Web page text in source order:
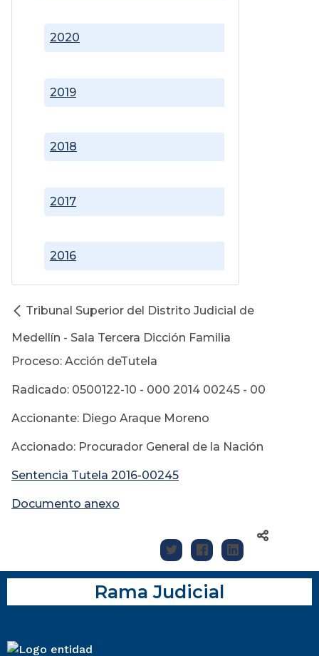
2016
2017
2018
2019
2020
Tribunal Superior del Distrito Judicial de
Medellín - Sala Tercera Dicción Familia
Proceso: Acción deTutela
Radicado: 0500122-10 - 000 2014 00245 - 00
Accionante: Diego Araque Moreno
Accionado: Procurador General de la Nación
Sentencia Tutela 2016-00245
Documento anexo
Rama Judicial